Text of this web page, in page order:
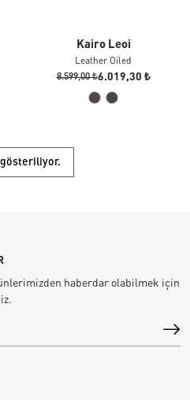
Kairo Leoi
Leather Oiled
8.599,00 ₺6.019,30 ₺
haberdar olabilmek için